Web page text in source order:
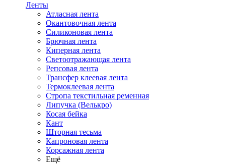
Ленты
Атласная лента
Окантовочная лента
Силиконовая лента
Брючная лента
Киперная лента
Светоотражающая лента
Репсовая лента
Трансфер клеевая лента
Термоклеевая лента
Стропа текстильная ременная
Липучка (Велькро)
Косая бейка
Кант
Шторная тесьма
Капроновая лента
Корсажная лента
Ещё